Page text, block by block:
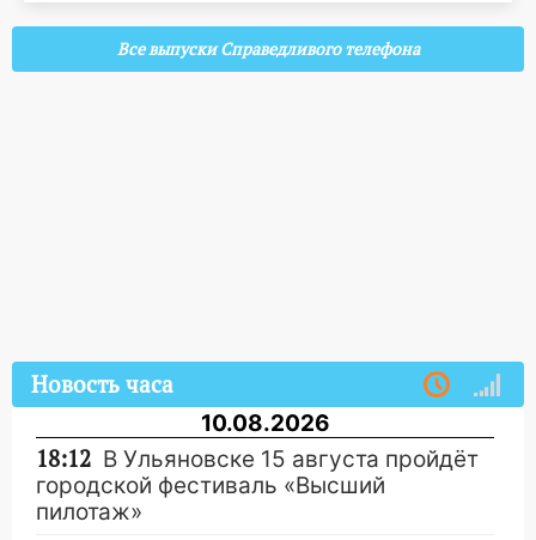
Все выпуски Справедливого телефона
Новость часа
10.08.2026
18:12 В Ульяновске 15 августа пройдёт
городской фестиваль «Высший
пилотаж»